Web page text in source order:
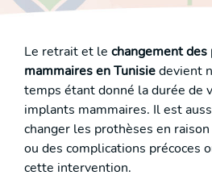
Le retrait et le changement
mammaires en Tunisiedevient
temps étant donné la durée de
implants mammaires. Il est
changer les prothèses en
ou des complications précoces
cette intervention.